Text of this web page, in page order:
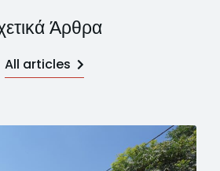
Άρθρα
All articles